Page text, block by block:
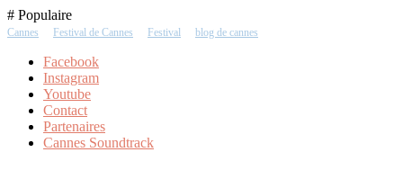
Skip
To
# Populaire
Cannes Festival de Cannes Festival blog de cannes
Facebook
Instagram
Youtube
Contact
Partenaires
Cannes Soundtrack